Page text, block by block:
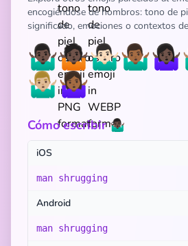
encogiéndose de hombros: tono de
significado, emociones o contextos
🤷🏿‍♂️🤷🏿🤷🏻‍♂️🤷🏾‍♂️🤷🏿‍♀️
🤷🏼‍♂️🤷🏾‍♀️
Cómo escribir 🤷🏿‍♂️
iOS
man shrugging
Android
man shrugging